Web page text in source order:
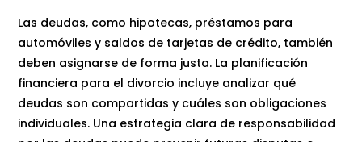
Las deudas, como hipotecas, préstamos para
automóviles y saldos de tarjetas de crédito, también
deben asignarse de forma justa. La planificación
financiera para el divorcio incluye analizar qué
deudas son compartidas y cuáles son obligaciones
individuales. Una estrategia clara de responsabilidad